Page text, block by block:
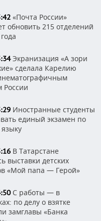
«Почта России»
обновить 215 отделений
Экранизация «А зори
сделала Карелию
России
Иностранные студенты
единый экзамен по
языку
В Татарстане
выставки детских
«Мой папа — Герой»
С работы — в
по делу о взятке
замглавы «Банка